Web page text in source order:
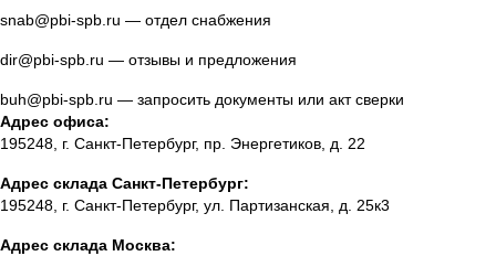
snab@pbi-spb.ru — отдел снабжения
dir@pbi-spb.ru — отзывы и предложения
buh@pbi-spb.ru — запросить документы или акт сверки
Адрес офиса:
195248, г. Санкт-Петербург, пр. Энергетиков, д. 22
Адрес склада Санкт-Петербург:
195248, г. Санкт-Петербург, ул. Партизанская, д. 25к3
Адрес склада Москва: